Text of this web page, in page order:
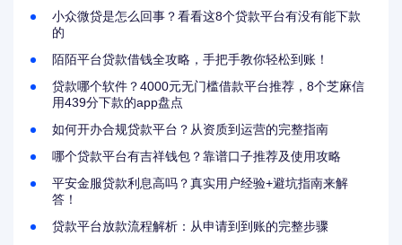
小众微贷是怎么回事？看看这8个贷款平台有没有能下款
的
陌陌平台贷款借钱全攻略，手把手教你轻松到账！
贷款哪个软件？4000元无门槛借款平台推荐，8个芝麻信
用439分下款的app盘点
如何开办合规贷款平台？从资质到运营的完整指南
哪个贷款平台有吉祥钱包？靠谱口子推荐及使用攻略
平安金服贷款利息高吗？真实用户经验+避坑指南来解
答！
贷款平台放款流程解析：从申请到到账的完整步骤